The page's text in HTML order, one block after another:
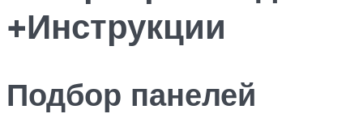
+Инструкции
Подбор панелей